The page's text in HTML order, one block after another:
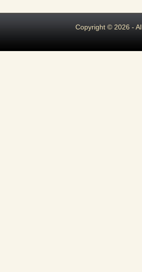
Copyright © 2026 -